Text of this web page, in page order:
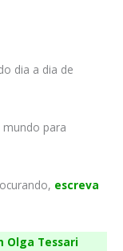
dia a dia de
mundo para
escreva
Olga Tessari